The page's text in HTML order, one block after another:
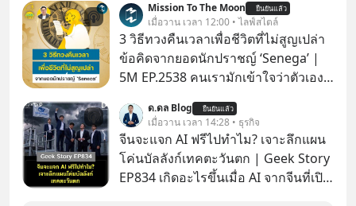
โปรโมชัน ลด 50% ค่าธรรมเนียมซื้อ |
ยอด 2 ล้านบาทขึ้นไป ฟรีค่าธรรมเนียม
ซื้อ
Mission To The Moon ยืนยันแล้ว
เมื่อวาน เวลา 12:00 • ไลฟ์สไตล์
3 วิธีทวงคืนเวลาเพื่อชีวิตที่ไม่สูญเปล่า
ข้อคิดจากยอดนักปราชญ์ ‘Senega’ |
5M EP.2538 คนเรามักเข้าใจว่าตัวเอง
แห่งยุคโรมันได้กล่าวถึง ‘เวลา’ อันเป็น
ทรัพย์ที่มีค่าที่สุดเอาไว้เมื่อราวๆ 2,000
ปีก่อนนี้ว่า “เราไม่ได้มีเวลาน้อยหรอก
เราทำเวลาหล่นหายไปมากต่างหาก”
ด.ดล Blog ยืนยันแล้ว
เมื่อวาน เวลา 14:28 • ธุรกิจ
จีนจะแจก AI ฟรีไปทำไม? เจาะลึกแผน
โค่นบัลลังก์เทคตะวันตก | Geek Story
EP834 เกิดอะไรขึ้นเมื่อ AI จากจีนที่เปิด